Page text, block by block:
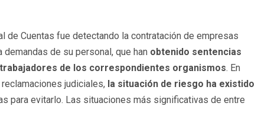
Cuentas fue detectando la contratación de empresas
de su personal, que han obtenido sentencias
de los correspondientes organismos. En
judiciales, la situación de riesgo ha existido
para evitarlo. Las situaciones más significativas de entre